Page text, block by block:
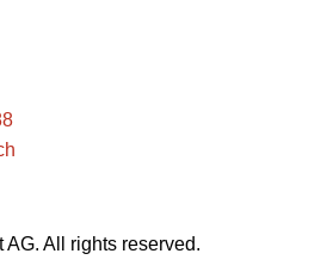
All rights reserved.